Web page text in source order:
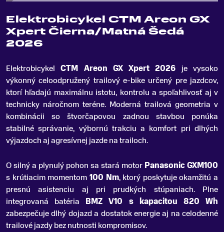
Elektrobicykel CTM Areon GX
Xpert Čierna/Matná Šedá
2026
ElektrobicykelCTM Areon GX Xpert 2026 je vysoko
výkonný celoodpružený trailový e-bike určený pre jazdcov,
ktorí hľadajú maximálnu istotu, kontrolu a spoľahlivosť aj v
technicky náročnom teréne. Moderná trailová geometria v
kombinácii so štvorčapovou zadnou stavbou ponúka
stabilné správanie, výbornú trakciu a komfort pri dlhých
výjazdoch aj agresívnej jazde na trailoch.
O silný a plynulý pohon sa stará motor Panasonic GXM100
s krútiacim momentom 100 Nm, ktorý poskytuje okamžitú a
presnú asistenciu aj pri prudkých stúpaniach. Plne
integrovaná batéria BMZ V10 s kapacitou 820 Wh
zabezpečuje dlhý dojazd a dostatok energie aj na celodenné
trailové jazdy bez nutnosti kompromisov.